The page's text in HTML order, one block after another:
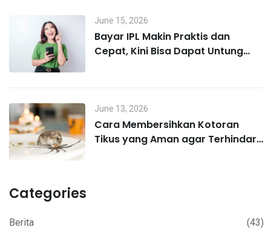
June 15, 2026
Bayar IPL Makin Praktis dan
Cepat, Kini Bisa Dapat Untung
June 13, 2026
Cara Membersihkan Kotoran
Tikus yang Aman agar Terhindar
Categories
Berita (43)